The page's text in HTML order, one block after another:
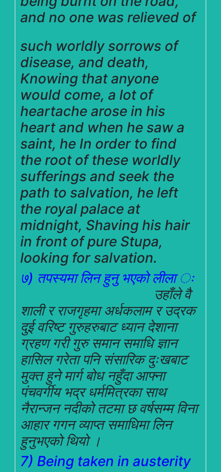
and no one was relieved of
such worldly sorrows of
disease, and death,
Knowing that anyone
would come, a lot of
heartache arose in his
heart and when he saw a
saint, he In order to find
the root of these worldly
sufferings and seek the
path to salvation, he left
the royal palace at
midnight, Shaving his hair
in front of pure Stupa,
looking for salvation.
७) तपस्यमा लिन हुनु भएको लीला ः
उहाँले वै
शाली र राजगृहमा अर्धकलाम र उद्रक
दुई वरिष्ट गुरुहरुबाट ध्यान देशाना
ग्रहण गरी गुरु समान समाधि ज्ञान
हासिल गरेता पनि संसारिक दुःखबाट
मुक्त हुने मार्ग बोध नहुँदा आफ्ना
पंचवर्गीय भद्र धर्ममित्रका साथ
नैरान्जन नदीको तटमा छ वर्षसम्म विना
आहार गगन व्याप्त समाधिमा लिन
हुनुभएको थियो ।
7) Being taken in austerity